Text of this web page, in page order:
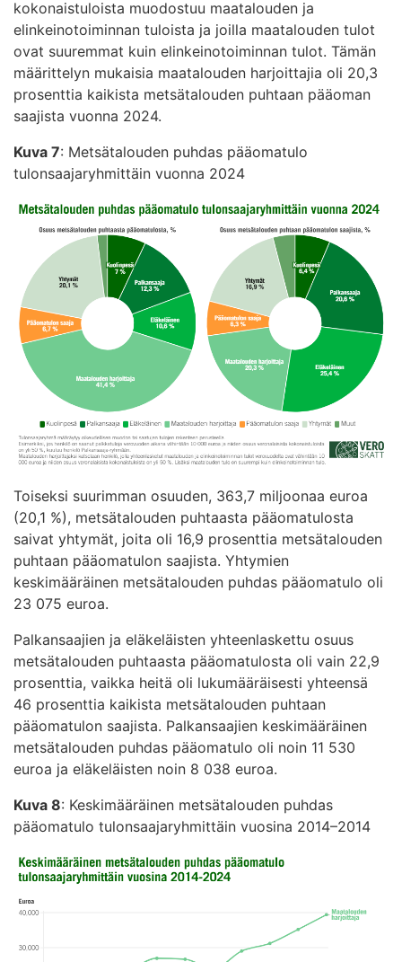
kokonaistuloista muodostuu maatalouden ja
elinkeinotoiminnan tuloista ja joilla maatalouden tulot
ovat suuremmat kuin elinkeinotoiminnan tulot. Tämän
määrittelyn mukaisia maatalouden harjoittajia oli 20,3
prosenttia kaikista metsätalouden puhtaan pääoman
saajista vuonna 2024.
Kuva 7: Metsätalouden puhdas pääomatulo
tulonsaajaryhmittäin vuonna 2024
Toiseksi suurimman osuuden, 363,7 miljoonaa euroa
(20,1 %), metsätalouden puhtaasta pääomatulosta
saivat yhtymät, joita oli 16,9 prosenttia metsätalouden
puhtaan pääomatulon saajista. Yhtymien
keskimääräinen metsätalouden puhdas pääomatulo oli
23 075 euroa.
Palkansaajien ja eläkeläisten yhteenlaskettu osuus
metsätalouden puhtaasta pääomatulosta oli vain 22,9
prosenttia, vaikka heitä oli lukumääräisesti yhteensä
46 prosenttia kaikista metsätalouden puhtaan
pääomatulon saajista. Palkansaajien keskimääräinen
metsätalouden puhdas pääomatulo oli noin 11 530
euroa ja eläkeläisten noin 8 038 euroa.
Kuva 8: Keskimääräinen metsätalouden puhdas
pääomatulo tulonsaajaryhmittäin vuosina 2014–2014